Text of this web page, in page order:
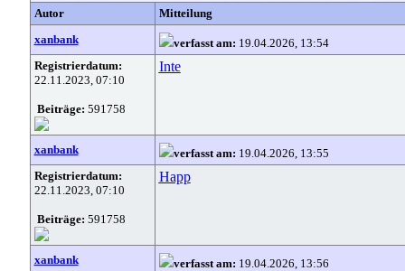
Autor
Mitteilung
xanbank
verfasst am: 19.04.2026, 13:54
Registrierdatum:
22.11.2023, 07:10
Beiträge: 591758
Inte
xanbank verfasst am: 19.04.2026, 13:55
Registrierdatum:
22.11.2023, 07:10
Beiträge: 591758
Happ
xanbank verfasst am: 19.04.2026, 13:56